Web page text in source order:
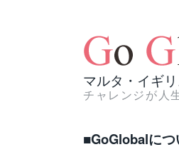
マルタ・イギ
チャレンジが人
■GoGlobalにつ